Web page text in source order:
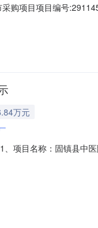
购项目项目编号
交日期:2026年6月
万元
项目名称：固镇县中
中标公示期内以书面